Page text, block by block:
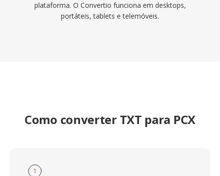
plataforma. O Convertio funciona em desktops,
portáteis, tablets e telemóveis.
Como converter TXT para PCX
1